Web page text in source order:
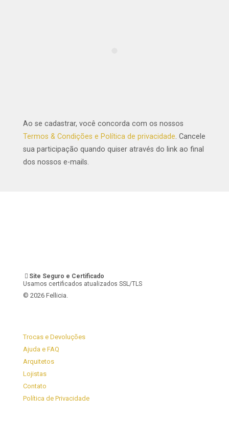
Ao se cadastrar, você concorda com os nossos
Termos & Condições e Política de privacidade . Cancele
sua participação quando quiser através do link ao final
dos nossos e-mails.
Site Seguro e Certificado
Usamos certificados atualizados SSL/TLS
© 2026 Fellicia.
Trocas e Devoluções
Ajuda e FAQ
Arquitetos
Lojistas
Contato
Política de Privacidade